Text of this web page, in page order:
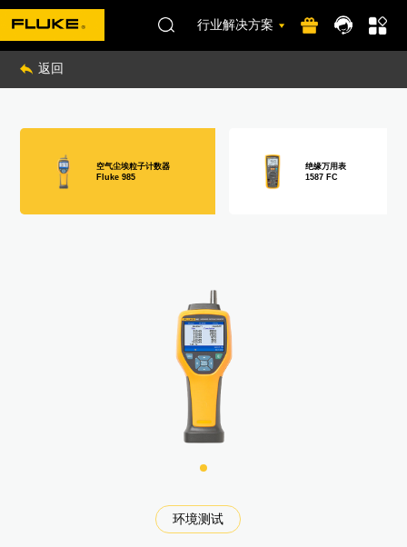
行业解决方案
返回
环境测试
设备维护
设备维护
设备维护
设备维护
泄漏检测
数据采集和温度测试校准
过程校准与测量
设备维护
设备维护
设备维护
过程校准与测量
过程校准与测量
过程校准与测量
过程校准与测量
设备维护
设备维护
设备维护
过程成像
光纤网络维护
光纤网络维护
炉温测试
电气设备巡检维护
电气设备巡检维护
电气设备巡检维护
电气设备巡检维护
过程校准与测量
温度设备运维测量和校准
温度设备运维校准
低温温度设备设备校准
电气设备巡检维护
空气尘埃粒子计数器
Fluke 985
绝缘万用表
1587 FC